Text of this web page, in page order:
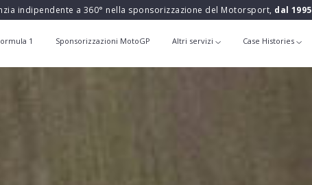
indipendente a 360° nella sponsorizzazione del Motorsport, dal 1995
1 Sponsorizzazioni MotoGP Altri servizi Case Histories